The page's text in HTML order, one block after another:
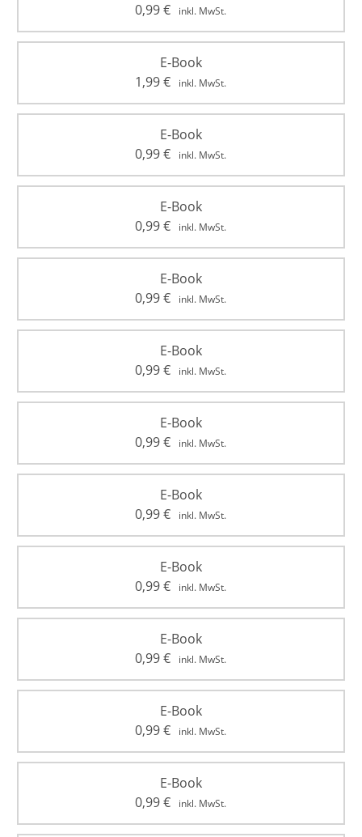
0,99€ inkl. MwSt.
E-Book
1,99€ inkl. MwSt.
E-Book
0,99€ inkl. MwSt.
E-Book
0,99€ inkl. MwSt.
E-Book
0,99€ inkl. MwSt.
E-Book
0,99€ inkl. MwSt.
E-Book
0,99€ inkl. MwSt.
E-Book
0,99€ inkl. MwSt.
E-Book
0,99€ inkl. MwSt.
E-Book
0,99€ inkl. MwSt.
E-Book
0,99€ inkl. MwSt.
E-Book
0,99€ inkl. MwSt.